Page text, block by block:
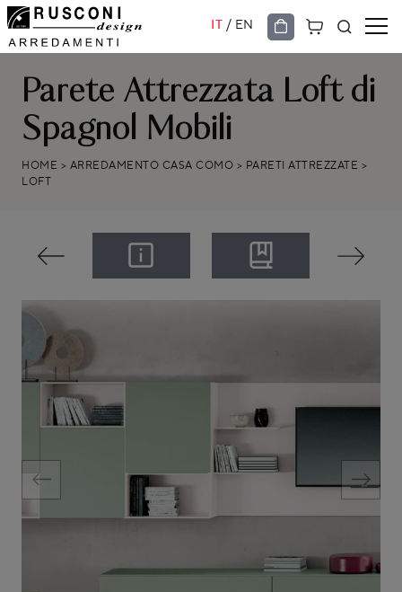
IT / EN
Parete Attrezzata Loft di
Spagnol Mobili
HOME > ARREDAMENTO CASA COMO > PARETI ATTREZZATE >
LOFT